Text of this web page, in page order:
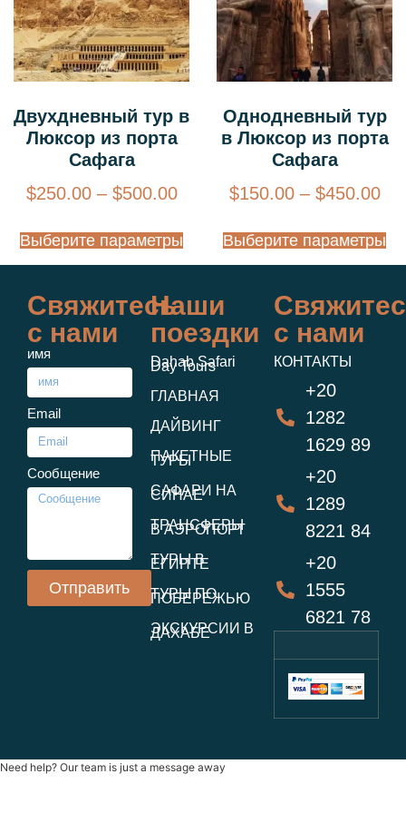
Двухдневный тур в
Люксор из порта
Сафага
$250.00 – $500.00
Выберите параметры
Однодневный тур
в Люксор из порта
Сафага
$150.00 – $450.00
Выберите параметры
Свяжитесь
с нами
имя
Email
Сообщение
Отправить
Наши
поездки
Dahab Safari
Day Tours
ГЛАВНАЯ
ДАЙВИНГ
ПАКЕТНЫЕ
ТУРЫ
САФАРИ НА
СИНАЕ
ТРАНСФЕРЫ
В АЭРОПОРТ
ТУРЫ В
ЕГИПТЕ
ТУРЫ ПО
ПОБЕРЕЖЬЮ
ЭКСКУРСИИ В
ДАХАБЕ
с нами
КОНТАКТЫ
+20
1282
1629 89
+20
1289
8221 84
+20
1555
6821 78
Need help? Our team is just a message away